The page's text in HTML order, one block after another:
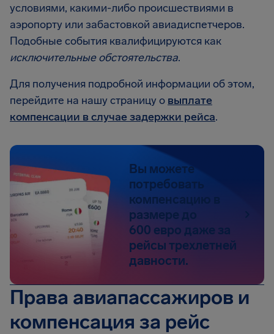
условиями, какими-либо происшествиями в
аэропорту или забастовкой авиадиспетчеров.
Подобные события квалифицируются как
исключительные обстоятельства.
Для получения подробной информации об этом,
перейдите на нашу страницу о выплате
компенсации в случае задержки рейса.
Вы можете
потребовать
компенсацию в
размере до
600 евро даже за
рейсы трехлетней
давности.
Права авиапассажиров и
компенсация за рейс